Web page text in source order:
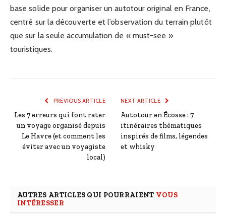
base solide pour organiser un autotour original en France,
centré sur la découverte et l’observation du terrain plutôt
que sur la seule accumulation de « must-see »
touristiques.
PREVIOUS ARTICLE
Les 7 erreurs qui font rater
un voyage organisé depuis
Le Havre (et comment les
éviter avec un voyagiste
local)
NEXT ARTICLE
Autotour en Écosse : 7
itinéraires thématiques
inspirés de films, légendes
et whisky
AUTRES ARTICLES QUI POURRAIENT VOUS
INTÉRESSER